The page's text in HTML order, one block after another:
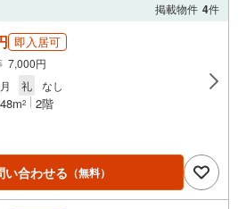
掲載物件 4件
即入居可
7,000円
礼 なし
2 2階
い合わせる （無料）